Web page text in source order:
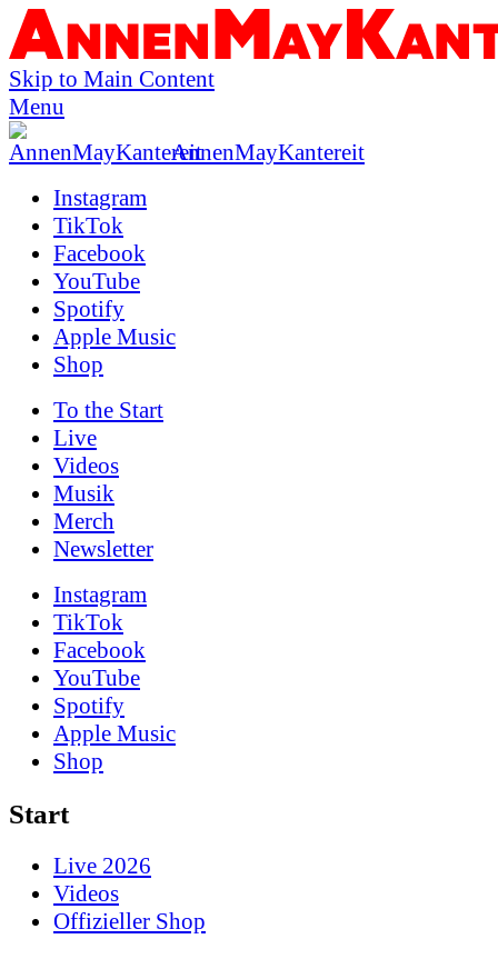
Skip to Main Content
Menu
AnnenMayKantereit
Instagram
TikTok
Facebook
YouTube
Spotify
Apple Music
Shop
To the Start
Live
Videos
Musik
Merch
News­letter
Instagram
TikTok
Facebook
YouTube
Spotify
Apple Music
Shop
Start
Live 2026
Videos
Offizieller Shop